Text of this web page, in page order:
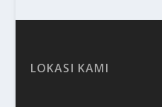
LOKASI KAMI